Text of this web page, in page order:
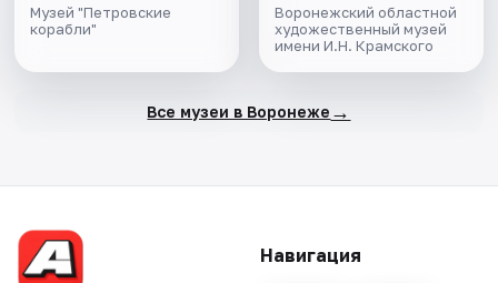
Музей "Петровские
корабли"
Воронежский областной
художественный музей
имени И.Н. Крамского
Все музеи в Воронеже →
Навигация